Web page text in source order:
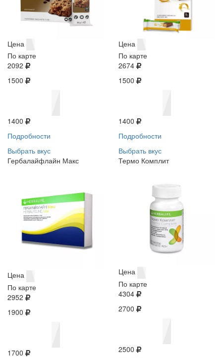
Цена
По карте
2092
1500
1400
Подробности
Выбрать вкус
Цена
По карте
2674
1500
1400
Подробности
Выбрать вкус
Гербалайфлайн Макс
Цена
По карте
2952
1900
1700
Термо Комплит
Цена
По карте
4304
2700
2500